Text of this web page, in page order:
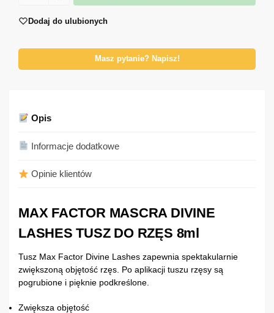
Dodaj do ulubionych
Masz pytanie? Napisz!
Opis
Informacje dodatkowe
Opinie klientów
MAX FACTOR MASCRA DIVINE
LASHES TUSZ DO RZĘS 8ml
Tusz Max Factor Divine Lashes zapewnia spektakularnie
zwiększoną objętość rzęs. Po aplikacji tuszu rzęsy są
pogrubione i pięknie podkreślone.
Zwiększa objętość